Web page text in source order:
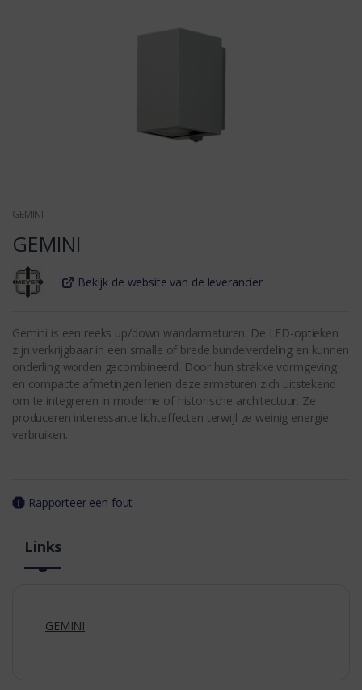
GEMINI
GEMINI
Bekijk de website van de leverancier
Gemini is een reeks up/down wandarmaturen. De LED-optieken
zijn verkrijgbaar in een smalle of brede bundelverdeling en kunnen
onderling worden gecombineerd. Door hun strakke vormgeving
en compacte afmetingen lenen deze armaturen zich uitstekend
om te integreren in moderne of historische architectuur. Ze
produceren interessante lichteffecten terwijl ze weinig energie
verbruiken.
Rapporteer een fout
Links
GEMINI